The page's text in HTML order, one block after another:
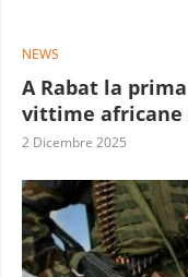
NEWS
A Rabat la
vittime
2 Dicembre 2025